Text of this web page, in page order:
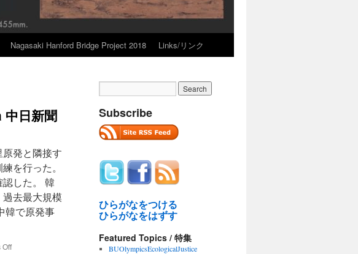
Nagasaki Hanford Bridge Project 2018 Links/リンク
日新聞
原発と隣接す
を行った。
した。 韓
去最大規模
韓で原発事
Offon
Subscribe
ひらがなをつける
ひらがなをはずす
Featured Topics / 特集
BUOlympicsEcologicalJustice